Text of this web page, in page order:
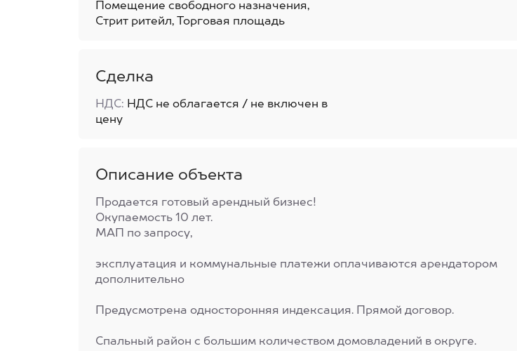
Помещение свободного назначения,
Стрит ритейл, Торговая площадь
Сделка
НДС: НДС не облагается / не включен в
цену
Описание объекта
Продается готовый арендный бизнес!
Окупаемость 10 лет.
МАП по запросу,
эксплуатация и коммунальные платежи оплачиваются арендатором
дополнительно
Предусмотрена односторонняя индексация. Прямой договор.
Спальный район с большим количеством домовладений в округе.